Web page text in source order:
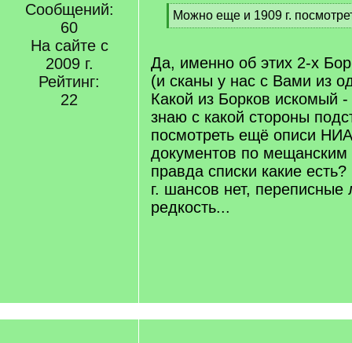
Сообщений:
60
На сайте с
2009 г.
Рейтинг:
22
[
q
Можно еще и 1909 г.
[
]
Да, именно об этих 2-х
(и сканы у нас с Вами из
Какой из Борков искомый
знаю с какой стороны
посмотреть ещё описи
документов по мещанским
правда списки какие
г. шансов нет,
редкость...